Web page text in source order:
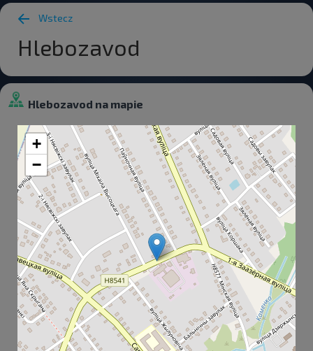
Wstecz
Hlebozavod
Hlebozavod na mapie
+
−